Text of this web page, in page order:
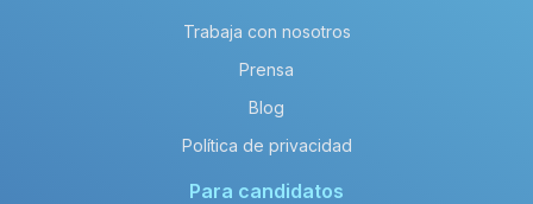
Trabaja con nosotros
Prensa
Blog
Política de privacidad
Para candidatos